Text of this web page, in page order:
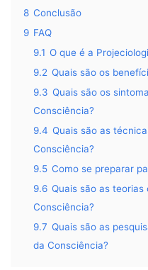
8 Conclusão
9 FAQ
9.1 O que é a
9.2 Quais são os
9.3 Quais são os
Consciência?
9.4 Quais são as
Consciência?
9.5 Como se preparar
9.6 Quais são as
Consciência?
9.7 Quais são as
da Consciência?